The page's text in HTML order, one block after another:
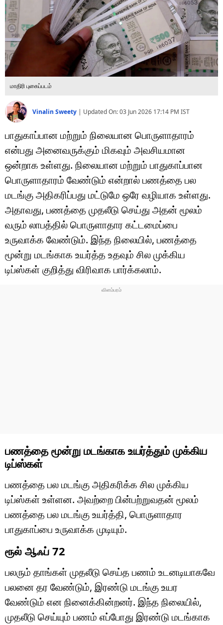
ஹெஃல்த்
ஷார்ட் வீடியோஸ்
வலை கதைகள்
போட்டோ கேலரி
மாதிரி புகைப்படம்
Vinalin Sweety | Updated On:03 Jun 2026 17:14 PM IST
பாதுகாப்பான மற்றும் நிலையான பொருளாதாரம்
என்பது அனைவருக்கும் மிகவும் அவசியமான
ஒன்றாக உள்ளது. நிலையான மற்றும் பாதுகாப்பான
பொருளாதாரம் வேண்டும் என்றால் பணத்தை பல
மடங்கு அதிகரிப்பது மட்டுமே ஒரே வழியாக உள்ளது.
அதாவது, பணத்தை முதலீடு செய்து அதன் மூலம்
வரும் லாபத்தில் பொருளாதார கட்டமைப்பை
உருவாக்க வேண்டும். இந்த நிலையில், பணத்தை
மூன்று மடங்காக உயர்த்த உதவும் சில முக்கிய
டிப்ஸ்கள் குறித்து விரிவாக பார்க்கலாம்.
பணத்தை மூன்று மடங்காக உயர்த்தும் முக்கிய
டிப்ஸ்கள்
பணத்தை பல மடங்கு அதிகரிக்க சில முக்கிய
டிப்ஸ்கள் உள்ளன. அவற்றை பின்பற்றுவதன் மூலம்
பணத்தை பல மடங்கு உயர்த்தி, பொருளாதார
பாதுகாப்பை உருவாக்க முடியும்.
ரூல் ஆஃப் 72
பலரும் தாங்கள் முதலீடு செய்த பணம் உடனடியாகவே
பலனை தர வேண்டும், இரண்டு மடங்கு உயர
வேண்டும் என நினைக்கின்றனர். இந்த நிலையில்,
முதலீடு செய்யும் பணம் எப்போது இரண்டு மடங்காக